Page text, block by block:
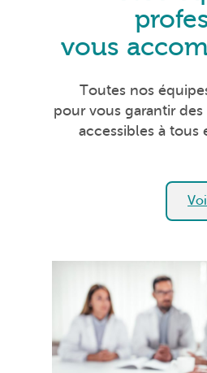
vous
Toutes nos
pour vous garantir
accessibles à tous